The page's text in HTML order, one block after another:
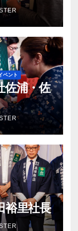
ベント
佐浦・佐
裕里社長